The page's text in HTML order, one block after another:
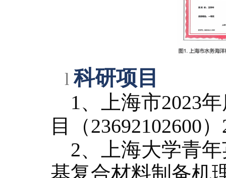
l科研项 目
1、上海市2023
目（23692102600）
2、上海大学青
基复合材料制备机